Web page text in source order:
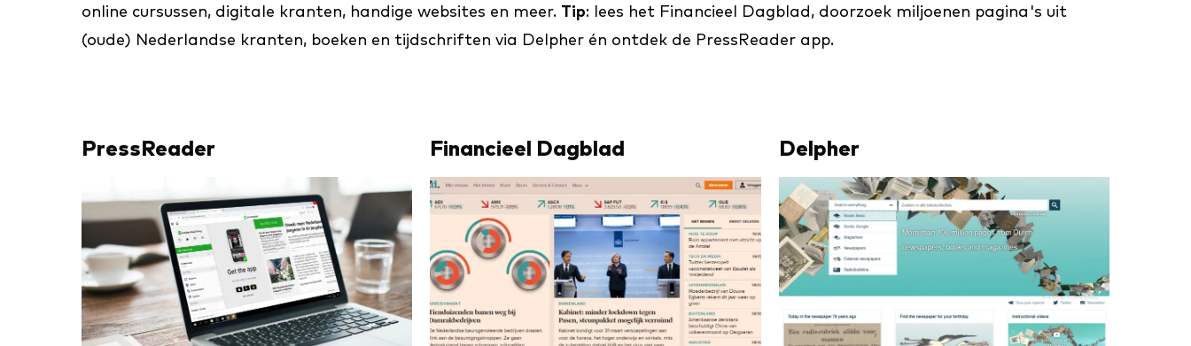
online cursussen, digitale kranten, handige websites en meer. Tip: lees het Financieel Dagblad, doorzoek miljoenen pagina's uit
(oude) Nederlandse kranten, boeken en tijdschriften via Delpher én ontdek de PressReader app.
PressReader Financieel Dagblad Delpher